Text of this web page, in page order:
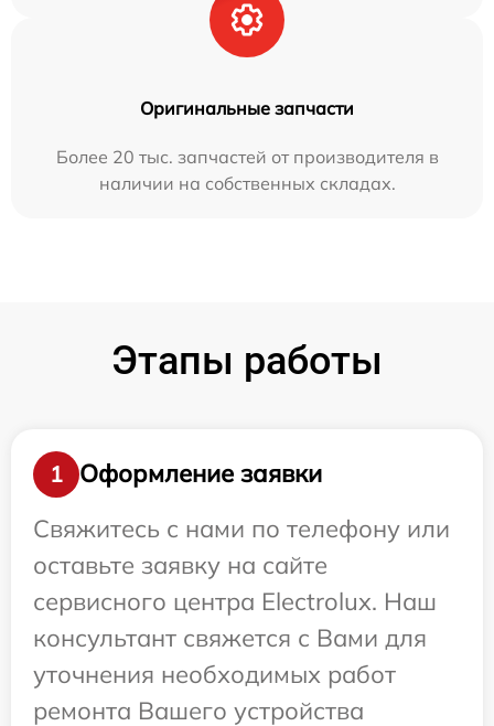
Оригинальные запчасти
Более 20 тыс. запчастей от производителя в
наличии на собственных складах.
Этапы работы
1
Оформление заявки
Свяжитесь с нами по телефону или
оставьте заявку на сайте
сервисного центра Electrolux. Наш
консультант свяжется с Вами для
уточнения необходимых работ
ремонта Вашего устройства